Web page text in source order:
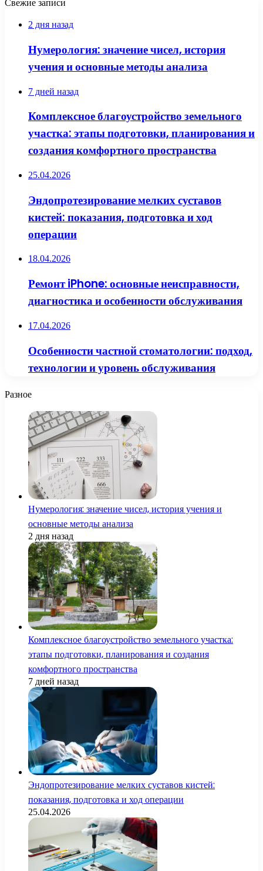
2 дня назад
Нумерология: значение чисел, история
учения и основные методы анализа
7 дней назад
Комплексное благоустройство земельного
участка: этапы подготовки, планирования и
создания комфортного пространства
25.04.2026
Эндопротезирование мелких суставов
кистей: показания, подготовка и ход
операции
18.04.2026
Ремонт iPhone: основные неисправности,
диагностика и особенности обслуживания
17.04.2026
Особенности частной стоматологии: подход,
технологии и уровень обслуживания
Разное
Нумерология: значение чисел, история учения и
основные методы анализа
2 дня назад
Комплексное благоустройство земельного участка:
этапы подготовки, планирования и создания
комфортного пространства
7 дней назад
Эндопротезирование мелких суставов кистей:
показания, подготовка и ход операции
25.04.2026